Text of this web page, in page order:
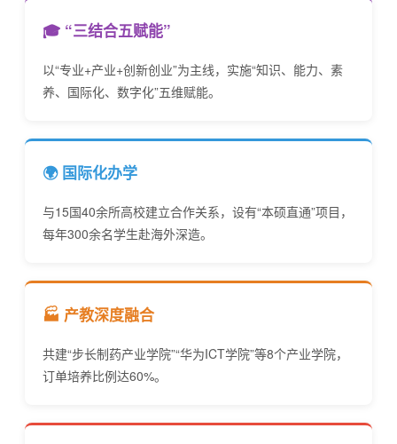
🎓 “三结合五赋能”
以“专业+产业+创新创业”为主线，实施“知识、能力、素
养、国际化、数字化”五维赋能。
🌍 国际化办学
与15国40余所高校建立合作关系，设有“本硕直通”项目，
每年300余名学生赴海外深造。
🏭 产教深度融合
共建“步长制药产业学院”“华为ICT学院”等8个产业学院，
订单培养比例达60%。